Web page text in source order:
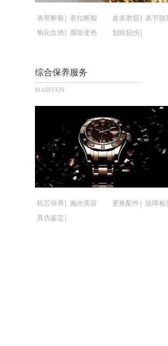
黑龙江省佳木斯市
黑龙江省牡丹江市
黑龙江省七台河市
黑龙江省双鸭山市
黑龙江省伊春市伊
吉林省白城市洮北
吉林省白山市浑江
吉林省吉林市船营
吉林省辽源市龙山
吉林省梅河口市新
吉林省四平市铁东
吉林省通化市东昌
吉林省延边市延吉
辽宁省本溪市平山
辽宁省抚顺市新抚
辽宁省葫芦岛市连
辽宁省锦州市古塔
辽宁省辽阳市白塔
表带断裂 表扣断裂 皮表磨损
表节脱
氧化生锈
腐蚀变色 划痕损伤
综合保养服务
MAINTAIN
机芯保养 抛光美容 更换配件
故障检
真伪鉴定